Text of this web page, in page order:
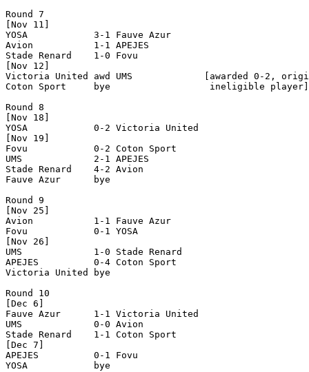
Round 7
[Nov 11]
YOSA            3-1 Fauve Azur
Avion           1-1 APEJES
Stade Renard    1-0 Fovu
[Nov 12]
Victoria United awd UMS             [awarded 0-2,
Coton Sport     bye                  ineligible player]
Round 8
[Nov 18]
YOSA            0-2 Victoria United
[Nov 19]
Fovu            0-2 Coton Sport
UMS             2-1 APEJES
Stade Renard    4-2 Avion
Fauve Azur      bye
Round 9
[Nov 25]
Avion           1-1 Fauve Azur
Fovu            0-1 YOSA
[Nov 26]
UMS             1-0 Stade Renard
APEJES          0-4 Coton Sport
Victoria United bye
Round 10
[Dec 6]
Fauve Azur      1-1 Victoria United
UMS             0-0 Avion
Stade Renard    1-1 Coton Sport
[Dec 7]
APEJES          0-1 Fovu
YOSA            bye